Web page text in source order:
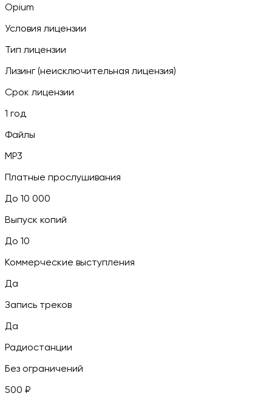
Opium
Условия лицензии
Тип лицензии
Лизинг (неисключительная лицензия)
Срок лицензии
1 год
Файлы
MP3
Платные прослушивания
До 10 000
Выпуск копий
До 10
Коммерческие выступления
Да
Запись треков
Да
Радиостанции
Без ограничений
500 ₽